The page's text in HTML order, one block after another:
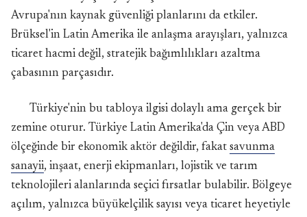
Avrupa'nın kaynak güvenliği planlarını da etkiler.
Brüksel'in Latin Amerika ile anlaşma arayışları, yalnızca
ticaret hacmi değil, stratejik bağımlılıkları azaltma
çabasının parçasıdır.
Türkiye'nin bu tabloya ilgisi dolaylı ama gerçek bir
zemine oturur. Türkiye Latin Amerika'da Çin veya ABD
ölçeğinde bir ekonomik aktör değildir, fakat savunma
sanayii, inşaat, enerji ekipmanları, lojistik ve tarım
teknolojileri alanlarında seçici fırsatlar bulabilir. Bölgeye
açılım, yalnızca büyükelçilik sayısı veya ticaret heyetiyle